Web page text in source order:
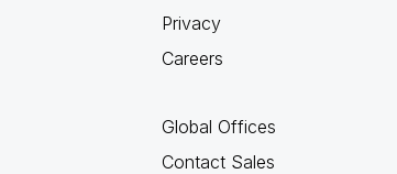
Privacy
Careers
Global Offices
Contact Sales